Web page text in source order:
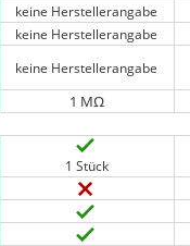
keine Herstellerangabe
keine Herstellerangabe
keine Herstellerangabe
1 MΩ
1 Stück